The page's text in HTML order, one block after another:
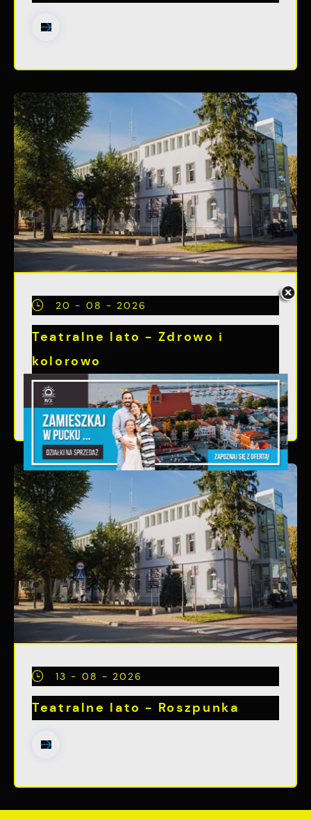
20 - 08 - 2026
Teatralne lato - Zdrowo i
kolorowo
13 - 08 - 2026
Teatralne lato - Roszpunka
treści w postaci wiadomości, ofert,
komunikatów mediów społecznościowych.